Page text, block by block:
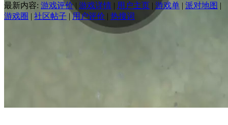
最新内容: 游戏评价| 游戏详情 | 用户主页 | 游戏单 | 派对地图 |
游戏圈 | 社区帖子 |用户评价 | 热搜词